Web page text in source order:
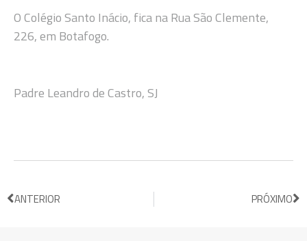
O Colégio Santo Inácio, fica na Rua São Clemente,
226, em Botafogo.
Padre Leandro de Castro, SJ
ANTERIOR PRÓXIMO